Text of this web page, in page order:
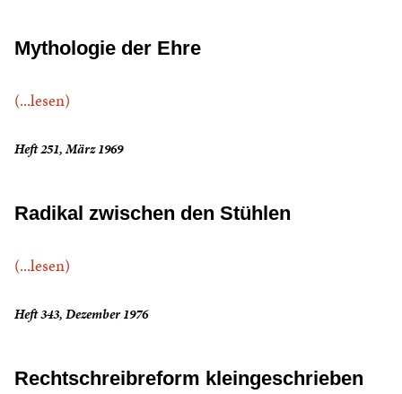
Mythologie der Ehre
(...lesen)
Heft 251, März 1969
Radikal zwischen den Stühlen
(...lesen)
Heft 343, Dezember 1976
Rechtschreibreform kleingeschrieben